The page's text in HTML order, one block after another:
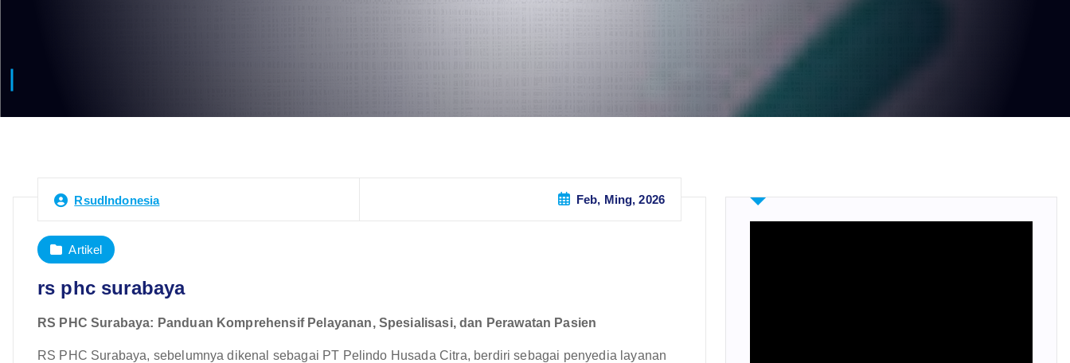
RsudIndonesia Feb, Ming, 2026
Artikel
rs phc surabaya
RS PHC Surabaya: Panduan Komprehensif Pelayanan, Spesialisasi, dan Perawatan Pasien
RS PHC Surabaya, sebelumnya dikenal sebagai PT Pelindo Husada Citra, berdiri sebagai penyedia layanan